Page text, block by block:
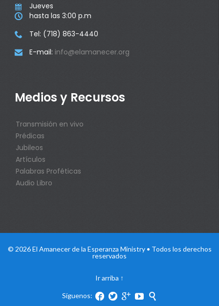
 Jueves
 hasta las 3:00 p.m
 Tel: (718) 863-4440
 E-mail: info@elamanecer.org
Medios y Recursos
Transmisión en vivo
Prédicas
Jubileos
Artículos
Palabras Proféticas
Audio Libro
© 2026 El Amanecer de la Esperanza Ministry • Todos los derechos
reservados
Ir arriba ↑
Síguenos:     